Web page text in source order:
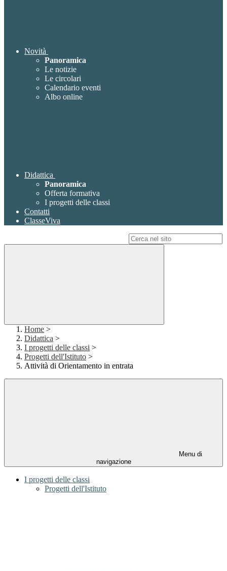
Novità
Panoramica
Le notizie
Le circolari
Calendario eventi
Albo online
Didattica
Panoramica
Offerta formativa
I progetti delle classi
Contatti
ClasseViva
Home >
Didattica >
I progetti delle classi >
Progetti dell'Istituto >
Attività di Orientamento in entrata
Menu di
navigazione
I progetti delle classi
Progetti dell'Istituto